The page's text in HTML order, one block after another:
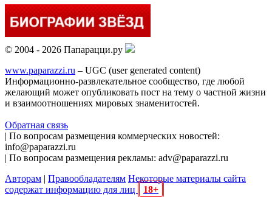
© 2004 - 2026 Папарацци.ру
www.paparazzi.ru – UGC (user generated content)
Информационно-развлекательное сообщество, где любой
желающий может опубликовать пост на тему о частной жизни
и взаимоотношениях мировых знаменитостей.
Обратная связь
| По вопросам размещения коммерческих новостей:
info@paparazzi.ru
| По вопросам размещения рекламы: adv@paparazzi.ru
Авторам | Правообладателям Некоторые материалы сайта
содержат информацию для лиц
18+